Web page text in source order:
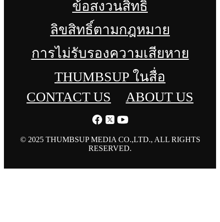
ข้อสงวนสิทธิ์
ลิขสิทธิ์ตามกฎหมาย
การไม่รับรองความเสียหาย
THUMBSUP ในสื่อ
CONTACT US
ABOUT US
© 2025 THUMBSUP MEDIA CO.,LTD., ALL RIGHTS
RESERVED.